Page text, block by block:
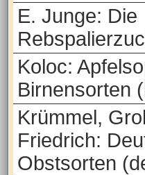
E. Junge: Die
Koloc:
Birnensorten
Krümmel,
Friedrich:
Obstsorten